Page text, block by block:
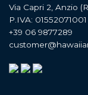
Via Capri 2, Anzio
P.IVA: 01552071001
+39 06 9877289